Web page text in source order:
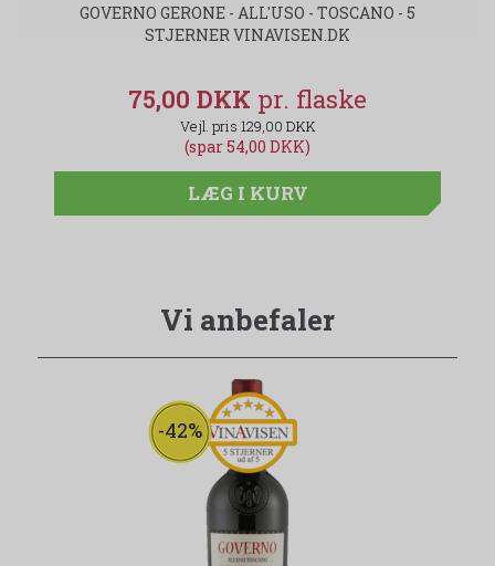
GOVERNO GERONE - ALL'USO - TOSCANO - 5
STJERNER VINAVISEN.DK
75,00 DKK
129,00 DKK
(spar 54,00 DKK)
LÆG I KURV
Vi anbefaler
-42%